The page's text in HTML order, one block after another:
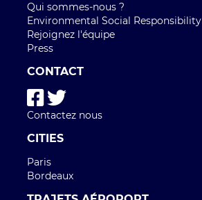
Qui sommes-nous ?
Environmental Social Responsibility
Rejoignez l'équipe
Press
CONTACT
Contactez nous
CITIES
Paris
Bordeaux